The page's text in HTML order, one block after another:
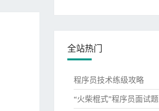
全站热门
程序员技术练级攻略
“火柴棍式”程序员面试题